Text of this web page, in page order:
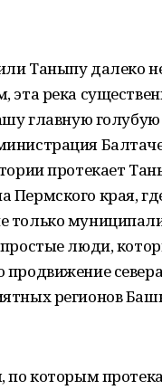
Таныпу далеко
эта река
главную
протекает
края,
только
люди,
регионов
которым